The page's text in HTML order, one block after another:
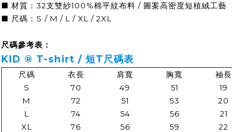
■ 材質：32支雙紗100%棉平紋布料 / 圖案高密度短植絨工藝
■ 尺碼：S / M / L / XL / 2XL
尺碼參考表：
KID ® T-shirt / 短T尺碼表
尺碼 衣長 肩寬 胸寬 袖長
S
70 49 51 19
M
72 51 53 20
L
74 54 56 21
XL
76 56 59 22